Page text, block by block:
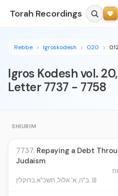
Torah Recordings
Rebbe Igroskodesh 020
Igros Kodesh vol.
Letter 7737 - 7758
SHIURIM
7737. Repaying a Debt
Judaism
ב"ה, א' אלול, תשכ"א ברוקלין. |||